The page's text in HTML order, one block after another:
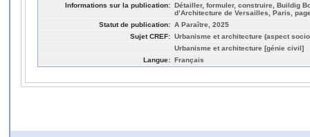
Informations sur la publication: Détailler, formuler, construire, Buildig
d’Architecture de Versailles, Paris,
Statut de publication: A Paraître, 2025
Sujet CREF: Urbanisme et architecture (aspect
Urbanisme et architecture [génie civil]
Langue: Français